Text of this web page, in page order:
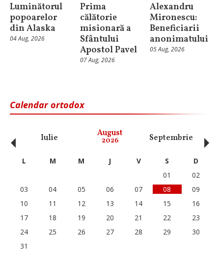
Luminătorul
popoarelor
din Alaska
04 Aug, 2026
Prima
călătorie
misionară a
Sfântului
Apostol Pavel
07 Aug, 2026
Alexandru
Mironescu:
Beneficiarii
anonimatului
05 Aug, 2026
Calendar ortodox
Iulie August
2026 Septembrie
‹ L M M J V S
D
01
02
03
04 05 06 07 08
09
10
11 12 13 14 15
16
17
18 19 20 21 22
23
24
25 26 27 28 29
30
31